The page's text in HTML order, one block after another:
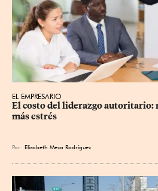
EL EMPRESARIO
El costo del liderazgo
más estrés
Por Elizabeth Meza Rodríguez